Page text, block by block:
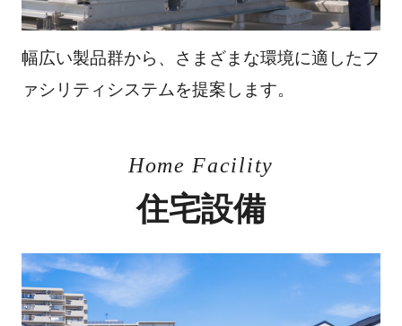
幅広い製品群から、さまざまな環境に適したフ
ァシリティシステムを提案します。
Home Facility
住宅設備